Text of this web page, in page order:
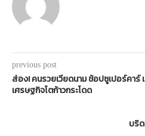
previous post
ส่อง! คนรวยเวียดนาม ช้อปซูเปอร์คา
เศรษฐกิจโตก้าวกระโดด
บริ